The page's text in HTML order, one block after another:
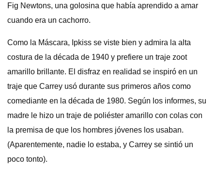
Fig Newtons, una golosina que había aprendido a amar
cuando era un cachorro.
Como la Máscara, Ipkiss se viste bien y admira la alta
costura de la década de 1940 y prefiere un traje zoot
amarillo brillante. El disfraz en realidad se inspiró en un
traje que Carrey usó durante sus primeros años como
comediante en la década de 1980. Según los informes, su
madre le hizo un traje de poliéster amarillo con colas con
la premisa de que los hombres jóvenes los usaban.
(Aparentemente, nadie lo estaba, y Carrey se sintió un
poco tonto).